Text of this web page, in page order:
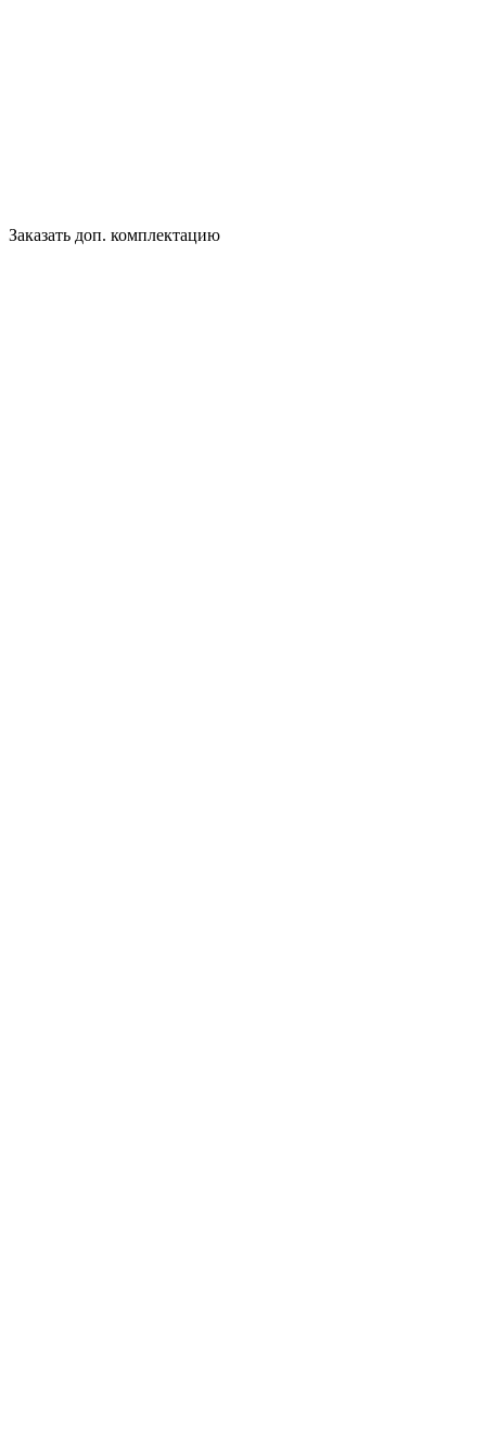
Заказать доп. комплектацию